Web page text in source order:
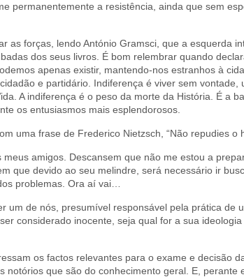
permanentemente a resistência, ainda que sem
as forças, lendo António Gramsci, que a esquerda
dos seus livros. É bom relembrar quando
apenas existir, mantendo-nos estranhos à
e partidário. Indiferença é viver sem vontade,
A indiferença é o peso da morte da História. É a
os entusiasmos mais esplendorosos.
uma frase de Frederico Nietzsch, “Não repudies o
amigos. Descansem que não me estou a
que devido ao seu melindre, será necessário ir
problemas. Ora aí vai…
um de nós, presumível responsável pela prática de
considerado inocente, seja qual for a sua
os factos relevantes para o exame e decisão
notórios que são do conhecimento geral. E, perante